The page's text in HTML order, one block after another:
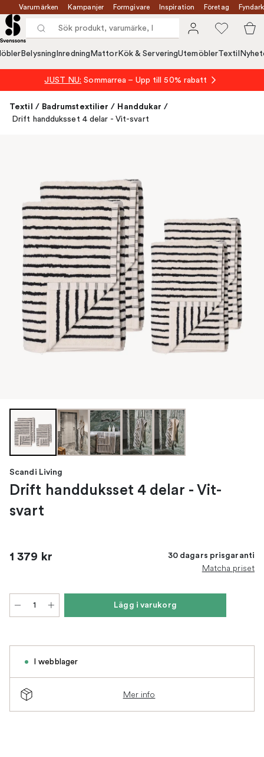
Varumärken Kampanjer Formgivare Inspiration Företag
Belysning Inredning MattorKök & ServeringUtemöblerTextil
JUST NU: Sommarrea – Upp till 50% rabatt
Textil / Badrumstextilier / Handdukar /
Drift handduksset 4 delar - Vit-svart
Scandi Living
Drift handduksset 4 delar - Vit-
svart
1 379 kr 30 dagars prisgaranti
Matcha priset
Lägg i varukorg
I webblager
Mer info